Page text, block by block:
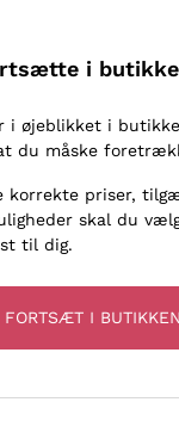
Biondi Santi
Franz Haas
Argiolas
Zenato
Ca' dei Frati
voresPrivatlivspolitik
i
i øjeblikket i
du måske
korrekte priser,
skal du
til dig.
FORTSÆT I